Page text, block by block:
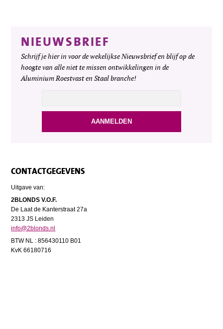
NIEUWSBRIEF
Schrijf je hier in voor de wekelijkse Nieuwsbrief en blijf op de
hoogte van alle niet te missen ontwikkelingen in de
Aluminium Roestvast en Staal branche!
CONTACTGEGEVENS
Uitgave van:
2BLONDS V.O.F.
De Laat de Kanterstraat 27a
2313 JS Leiden
info@2blonds.nl
BTW NL : 856430110 B01
KvK 66180716